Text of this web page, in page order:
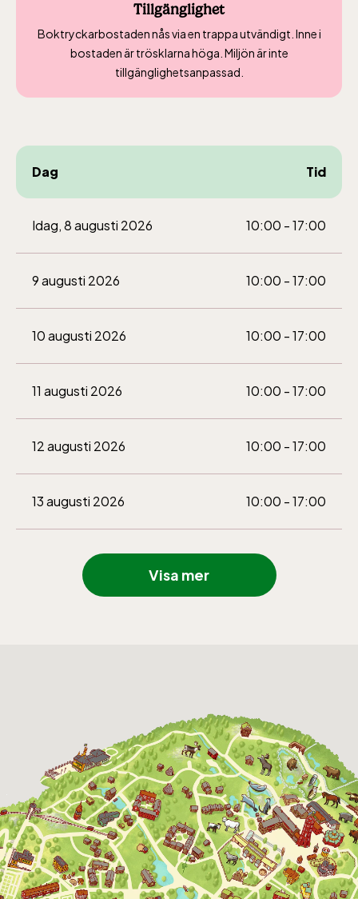
Tillgänglighet
Boktryckarbostaden nås via en trappa utvändigt. Inne i
bostaden är trösklarna höga. Miljön är inte
tillgänglighetsanpassad.
Dag Tid
Idag, 8 augusti 2026 10:00 - 17:00
9 augusti 2026 10:00 - 17:00
10 augusti 2026 10:00 - 17:00
11 augusti 2026 10:00 - 17:00
12 augusti 2026 10:00 - 17:00
13 augusti 2026 10:00 - 17:00
14 augusti 2026 10:00 - 17:00
10:00 - 16:00
4 oktober 2026 10:00 - 16:00
10 oktober 2026 10:00 - 16:00
11 oktober 2026 10:00 - 16:00
Visa mer